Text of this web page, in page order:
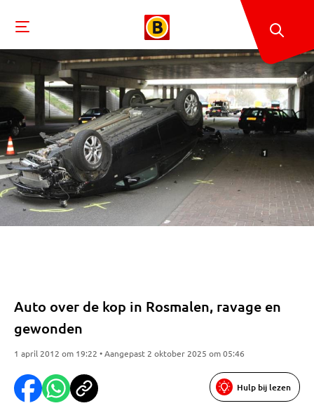
Auto over de kop in Rosmalen, ravage en
gewonden
1 april 2012 om 19:22 • Aangepast 2 oktober 2025 om 05:46
Hulp bij lezen